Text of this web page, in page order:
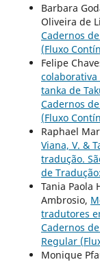
Barbara
Oliveira de
Cadernos
(Fluxo
Felipe
colaborativa
tanka de
Cadernos
(Fluxo
Raphael
Viana, V. &
tradução.
de
Tania Paola
Ambrosio,
tradutores
Cadernos
Regular
Monique